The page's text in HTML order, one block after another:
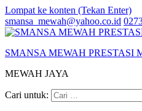
Lompat ke konten (Tekan Enter)
smansa_mewah@yahoo.co.id
SMANSA MEWAH PRESTASI
MEWAH JAYA
Cari untuk: